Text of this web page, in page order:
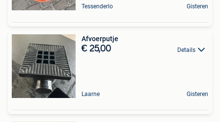
Tessenderlo Gisteren
Afvoerputje
€ 25,00 Details
Laarne Gisteren